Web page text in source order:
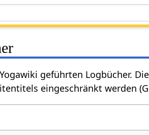
geführten Logbücher.
eingeschränkt werden